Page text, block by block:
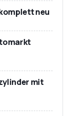
neu
mit